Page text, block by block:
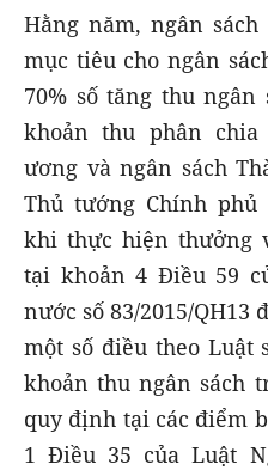
Hằng năm, ngân
mục tiêu cho ngân
70% số tăng thu
khoản thu phân
ương và ngân sách
Thủ tướng Chính
khi thực hiện thưởng
tại khoản 4 Điều 59
nước số 83/2015/QH13
một số điều theo Luật
khoản thu ngân sách
quy định tại các điểm
1 Điều 35 của Luật